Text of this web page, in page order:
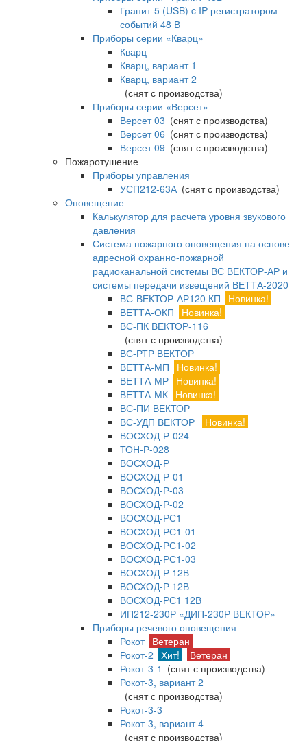
Гранит-5 (USB) c IP-регистратором
событий 48 В
Приборы серии «Кварц»
Кварц
Кварц, вариант 1
Кварц, вариант 2
(снят с производства)
Приборы серии «Версет»
Версет 03 (снят с производства)
Версет 06 (снят с производства)
Версет 09 (снят с производства)
Пожаротушение
Приборы управления
УСП212-63А(снят с производства)
Оповещение
Калькулятор для расчета уровня звукового
давления
Система пожарного оповещения на основе
адресной охранно-пожарной
радиоканальной системы ВС ВЕКТОР-АР и
системы передачи извещений ВЕТТА-2020
ВС-ВЕКТОР-АР120 КП
Новинка!
ВЕТТА-ОКП
Новинка!
ВС-ПК ВЕКТОР-116
(снят с производства)
ВС-РТР ВЕКТОР
ВЕТТА-МП
Новинка!
ВЕТТА-МР Новинка!
ВЕТТА-МК Новинка!
ВС-ПИ ВЕКТОР
ВС-УДП ВЕКТОР
Новинка!
ВОСХОД-Р-024
ТОН-Р-028
ВОСХОД-Р
ВОСХОД-Р-01
ВОСХОД-Р-03
ВОСХОД-Р-02
ВОСХОД-РС1
ВОСХОД-РС1-01
ВОСХОД-РС1-02
ВОСХОД-РС1-03
ВОСХОД-Р 12В
ВОСХОД-Р 12В
ВОСХОД-РС1 12В
ИП212-230Р «ДИП-230Р ВЕКТОР»
Приборы речевого оповещения
Рокот Ветеран
Рокот-2 Хит!
Ветеран
Рокот-3-1 (снят с производства)
Рокот-3, вариант 2
(снят с производства)
Рокот-3-3
Рокот-3, вариант 4
(снят с производства)